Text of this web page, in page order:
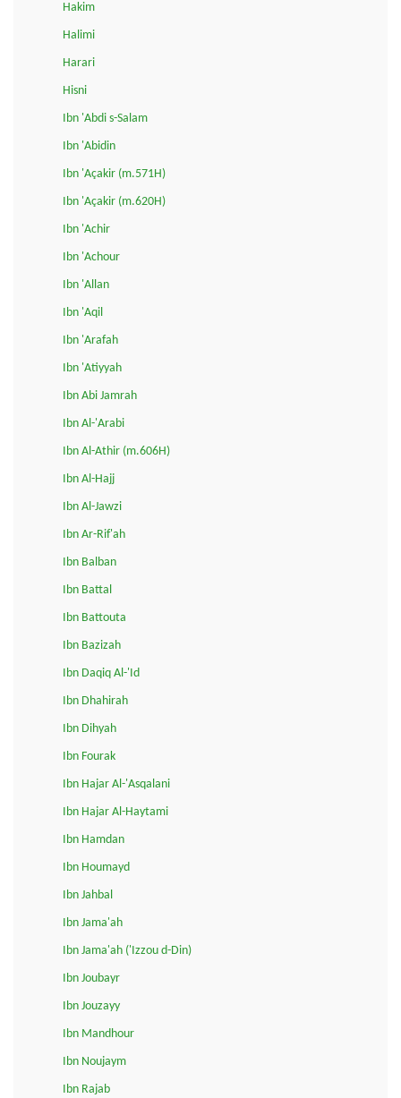
Hakim
Halimi
Harari
Hisni
Ibn 'Abdi s-Salam
Ibn 'Abidin
Ibn 'Açakir (m.571H)
Ibn 'Açakir (m.620H)
Ibn 'Achir
Ibn 'Achour
Ibn 'Allan
Ibn 'Aqil
Ibn 'Arafah
Ibn 'Atiyyah
Ibn Abi Jamrah
Ibn Al-'Arabi
Ibn Al-Athir (m.606H)
Ibn Al-Hajj
Ibn Al-Jawzi
Ibn Ar-Rif'ah
Ibn Balban
Ibn Battal
Ibn Battouta
Ibn Bazizah
Ibn Daqiq Al-'Id
Ibn Dhahirah
Ibn Dihyah
Ibn Fourak
Ibn Hajar Al-'Asqalani
Ibn Hajar Al-Haytami
Ibn Hamdan
Ibn Houmayd
Ibn Jahbal
Ibn Jama'ah
Ibn Jama'ah ('Izzou d-Din)
Ibn Joubayr
Ibn Jouzayy
Ibn Mandhour
Ibn Noujaym
Ibn Rajab